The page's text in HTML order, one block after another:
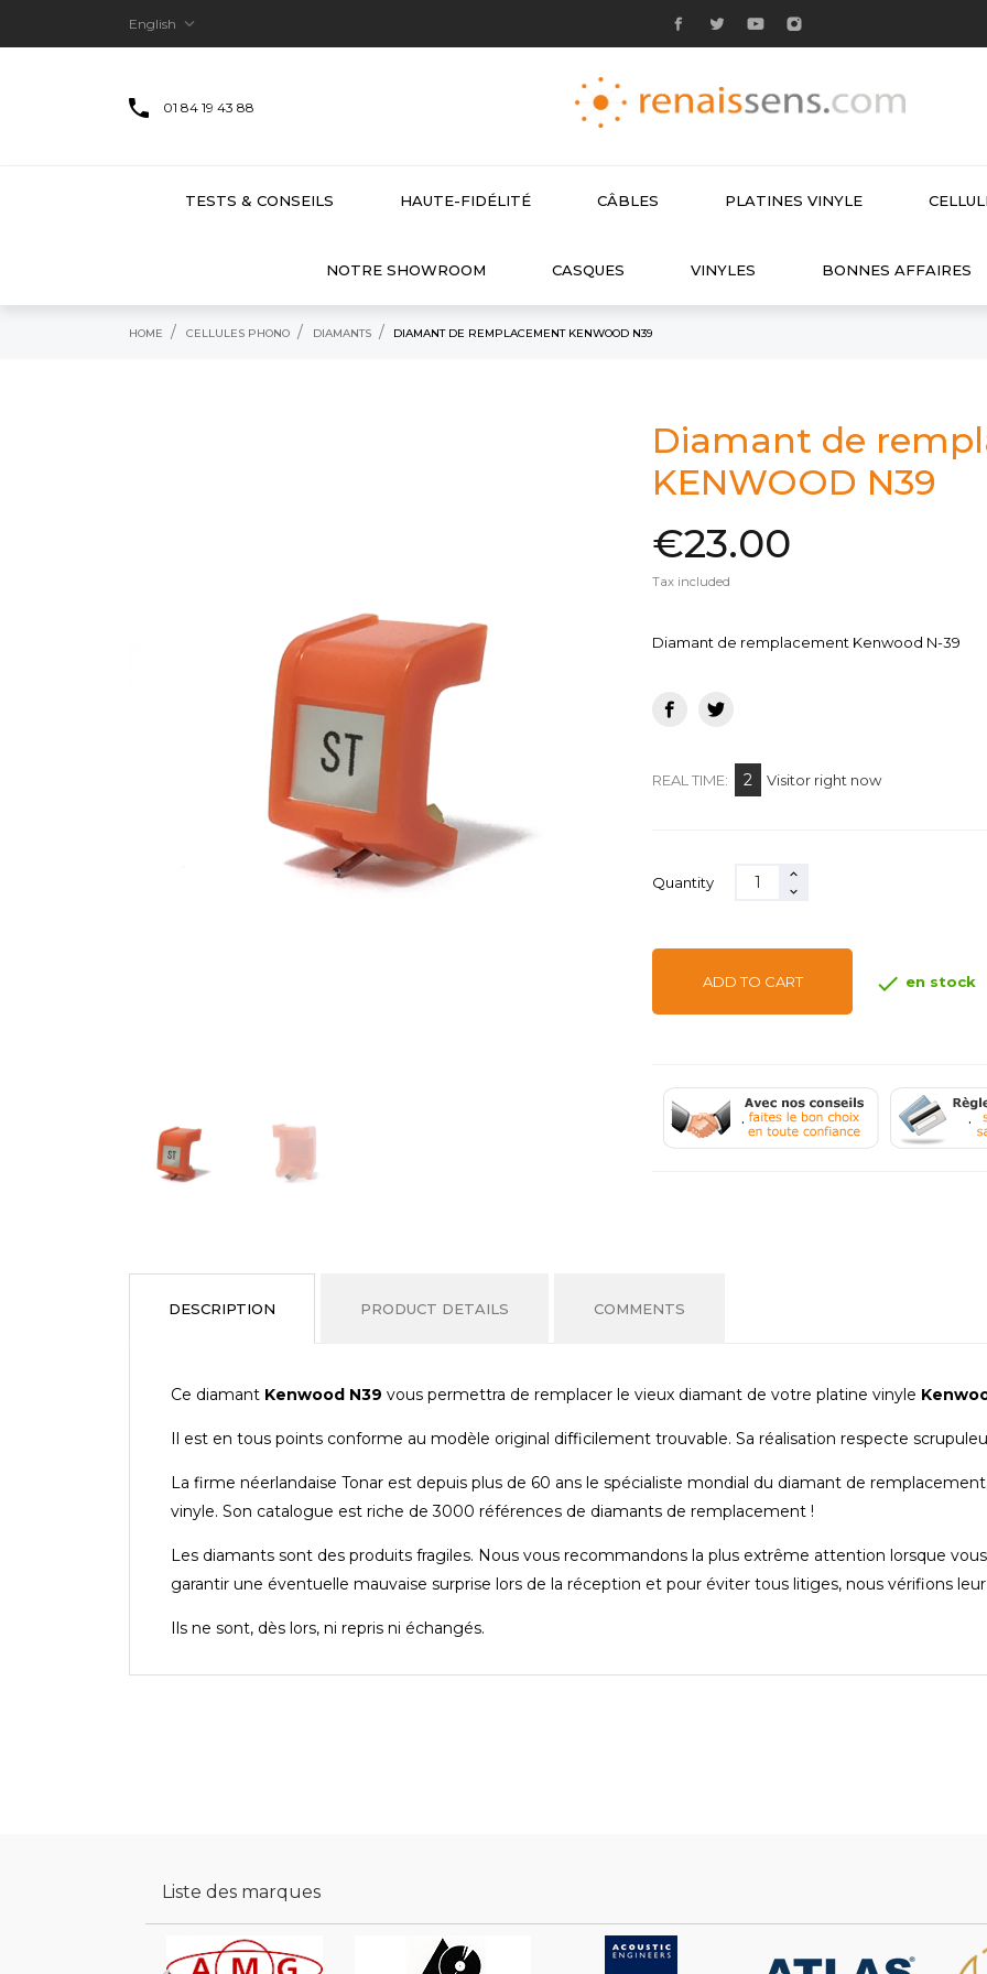
English 
01 84 19 43 88
TESTS & CONSEILS HAUTE-FIDÉLITÉ CÂBLES PLATINES VINYLE
NOTRE SHOWROOM CASQUES VINYLES BONNES AFFAIRES
HOME CELLULES PHONO DIAMANTS DIAMANT DE REMPLACEMENT KENWOOD N39
Diamant de
KENWOOD N39
€23.00
Tax included
Diamant de remplacement Kenwood N-39
REAL TIME: 2 Visitor right now
Quantity
ADD TO CART  en stock
. .
DESCRIPTION PRODUCT DETAILS COMMENTS
Ce diamant Kenwood N39 vous permettra de remplacer le vieux diamant de votre platine vinyle
Il est en tous points conforme au modèle original difficilement trouvable. Sa réalisation respecte
La firme néerlandaise Tonar est depuis plus de 60 ans le spécialiste mondial du diamant de
vinyle. Son catalogue est riche de 3000 références de diamants de remplacement !
Les diamants sont des produits fragiles. Nous vous recommandons la plus extrême attention lorsque
garantir une éventuelle mauvaise surprise lors de la réception et pour éviter tous litiges, nous vérifions
Ils ne sont, dès lors, ni repris ni échangés.
Liste des marques